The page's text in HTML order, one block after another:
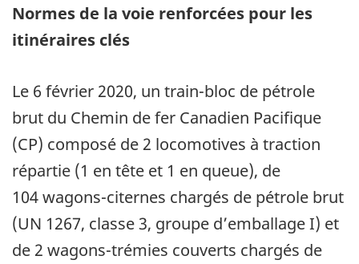
Normes de la voie renforcées pour les
itinéraires clés
Le 6 février 2020, un train-bloc de pétrole
brut du Chemin de fer Canadien Pacifique
(CP) composé de 2 locomotives à traction
répartie (1 en tête et 1 en queue), de
104 wagons-citernes chargés de pétrole brut
(UN 1267, classe 3, groupe d’emballage I) et
de 2 wagons-trémies couverts chargés de